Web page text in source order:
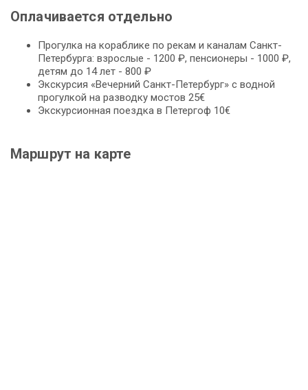
Оплачивается отдельно
Прогулка на кораблике по рекам и каналам Санкт-
Петербурга: взрослые - 1200 ₽, пенсионеры - 1000 ₽,
детям до 14 лет - 800 ₽
Экскурсия «Вечерний Санкт-Петербург» с водной
прогулкой на разводку мостов 25€
Экскурсионная поездка в Петергоф 10€
Маршрут на карте